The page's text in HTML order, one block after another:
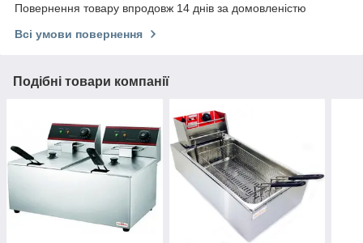
Повернення товару впродовж 14 днів за домовленістю
Всі умови повернення
Подібні товари компанії